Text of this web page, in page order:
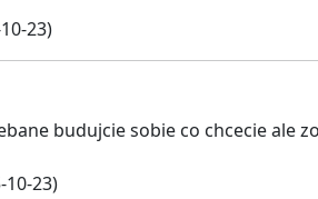
23)
budujcie sobie co chcecie ale
10-23)